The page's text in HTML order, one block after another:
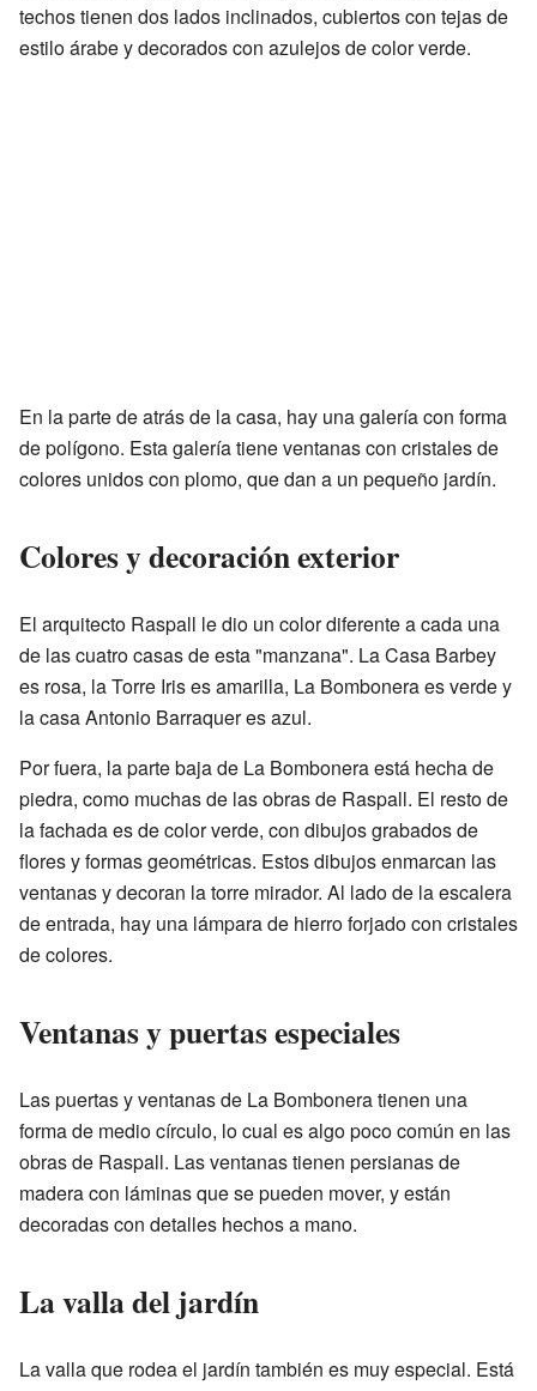
techos tienen dos lados inclinados, cubiertos con tejas de
estilo árabe y decorados con azulejos de color verde.
En la parte de atrás de la casa, hay una galería con forma
de polígono. Esta galería tiene ventanas con cristales de
colores unidos con plomo, que dan a un pequeño jardín.
Colores y decoración exterior
El arquitecto Raspall le dio un color diferente a cada una
de las cuatro casas de esta "manzana". La Casa Barbey
es rosa, la Torre Iris es amarilla, La Bombonera es verde y
la casa Antonio Barraquer es azul.
Por fuera, la parte baja de La Bombonera está hecha de
piedra, como muchas de las obras de Raspall. El resto de
la fachada es de color verde, con dibujos grabados de
flores y formas geométricas. Estos dibujos enmarcan las
ventanas y decoran la torre mirador. Al lado de la escalera
de entrada, hay una lámpara de hierro forjado con cristales
de colores.
Ventanas y puertas especiales
Las puertas y ventanas de La Bombonera tienen una
forma de medio círculo, lo cual es algo poco común en las
obras de Raspall. Las ventanas tienen persianas de
madera con láminas que se pueden mover, y están
decoradas con detalles hechos a mano.
La valla del jardín
La valla que rodea el jardín también es muy especial. Está